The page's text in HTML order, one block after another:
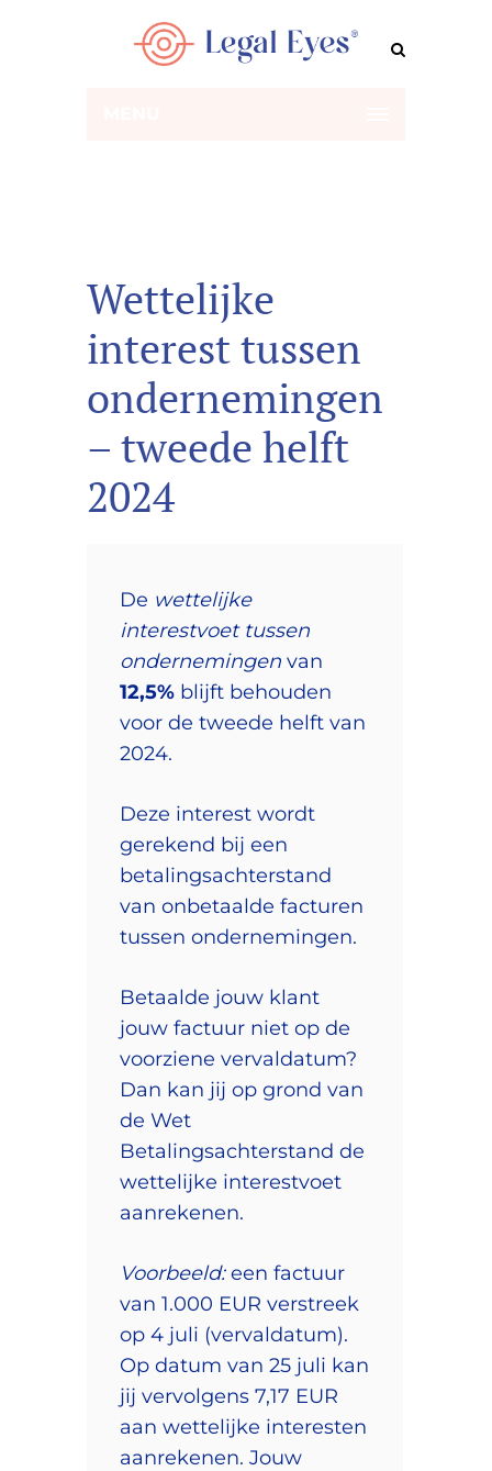
Wettelijke
interest tussen
ondernemingen
– tweede helft
2024
De wettelijke
interestvoet tussen
ondernemingen van
12,5% blijft behouden
voor de tweede helft van
2024.
Deze interest wordt
gerekend bij een
betalingsachterstand
van onbetaalde facturen
tussen ondernemingen.
Betaalde jouw klant
jouw factuur niet op de
voorziene vervaldatum?
Dan kan jij op grond van
de Wet
Betalingsachterstand de
wettelijke interestvoet
aanrekenen.
Voorbeeld:een factuur
van 1.000 EUR verstreek
op 4 juli (vervaldatum).
Op datum van 25 juli kan
jij vervolgens 7,17 EUR
aan wettelijke interesten
aanrekenen. Jouw